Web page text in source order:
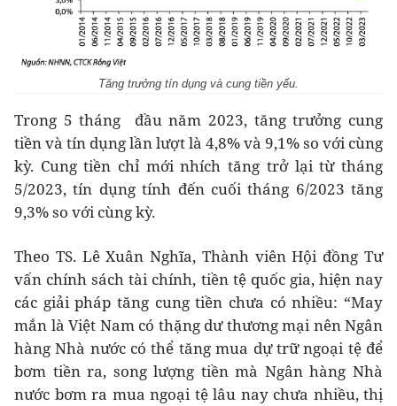
Tăng trưởng tín dụng và cung tiền yếu.
Trong 5 tháng đầu năm 2023, tăng trưởng cung
tiền và tín dụng lần lượt là 4,8% và 9,1% so với cùng
kỳ. Cung tiền chỉ mới nhích tăng trở lại từ tháng
5/2023, tín dụng tính đến cuối tháng 6/2023 tăng
9,3% so với cùng kỳ.
Theo TS. Lê Xuân Nghĩa, Thành viên Hội đồng Tư
vấn chính sách tài chính, tiền tệ quốc gia, hiện nay
các giải pháp tăng cung tiền chưa có nhiều: “May
mắn là Việt Nam có thặng dư thương mại nên Ngân
hàng Nhà nước có thể tăng mua dự trữ ngoại tệ để
bơm tiền ra, song lượng tiền mà Ngân hàng Nhà
nước bơm ra mua ngoại tệ lâu nay chưa nhiều, thị